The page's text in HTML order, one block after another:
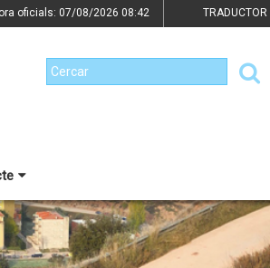
oficials: 07/08/2026 08:42 TRADUCTOR